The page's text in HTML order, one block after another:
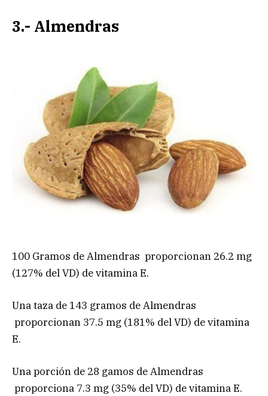
3.- Almendras
100 Gramos de Almendras proporcionan 26.2 mg
(127% del VD) de vitamina E.
Una taza de 143 gramos de Almendras
proporcionan 37.5 mg (181% del VD) de vitamina
E.
Una porción de 28 gamos de Almendras
proporciona 7.3 mg (35% del VD) de vitamina E.